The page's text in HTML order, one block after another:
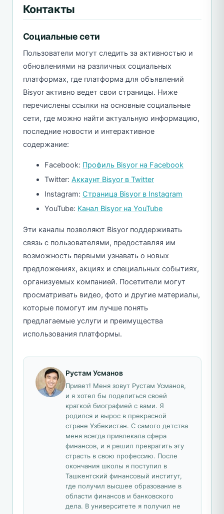
Контакты
Социальные сети
Пользователи могут следить за активностью и
обновлениями на различных социальных
платформах, где платформа для объявлений
Bisyor активно ведет свои страницы. Ниже
перечислены ссылки на основные социальные
сети, где можно найти актуальную информацию,
последние новости и интерактивное
содержание:
Facebook: Профиль Bisyor на Facebook
Twitter: Аккаунт Bisyor в Twitter
Instagram: Страница Bisyor в Instagram
YouTube: Канал Bisyor на YouTube
Эти каналы позволяют Bisyor поддерживать
связь с пользователями, предоставляя им
возможность первыми узнавать о новых
предложениях, акциях и специальных событиях,
организуемых компанией. Посетители могут
просматривать видео, фото и другие материалы,
которые помогут им лучше понять
предлагаемые услуги и преимущества
использования платформы.
Рустам Усманов
Привет! Меня зовут Рустам Усманов,
и я хотел бы поделиться своей
краткой биографией с вами. Я
родился и вырос в прекрасной
стране Узбекистан. С самого детства
меня всегда привлекала сфера
финансов, и я решил превратить эту
страсть в свою профессию. После
окончания школы я поступил в
Ташкентский финансовый институт,
где получил высшее образование в
области финансов и банковского
дела. В университете я получил не